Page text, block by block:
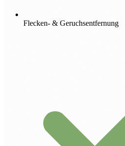
Flecken- & Geruchsentfernung